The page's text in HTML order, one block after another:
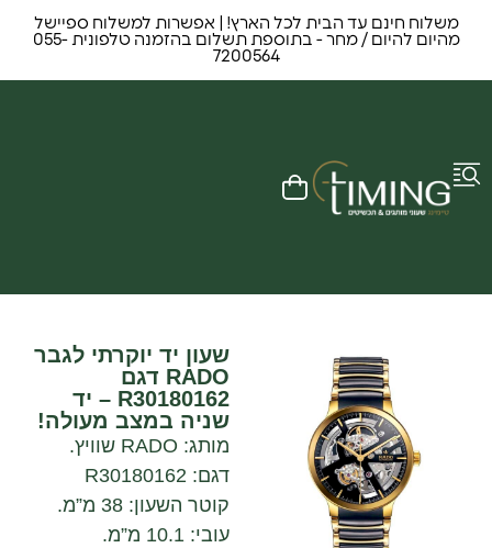
משלוח חינם עד הבית לכל הארץ! | אפשרות למשלוח ספיישל
מהיום להיום / מחר - בתוספת תשלום בהזמנה טלפונית 055-
7200564
שעון יד יוקרתי לגבר
RADO דגם
R30180162 – יד
שניה במצב מעולה!
מותג: RADO שוויץ.
דגם: R30180162
קוטר השעון: 38 מ”מ.
עובי: 10.1 מ”מ.